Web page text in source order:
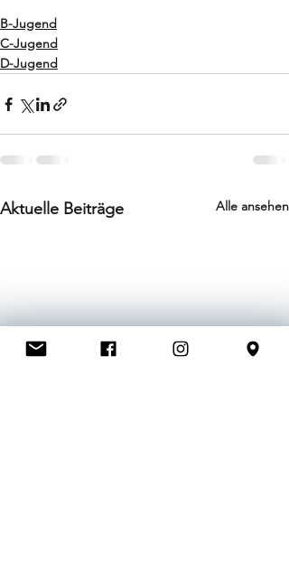
B-Jugend
C-Jugend
D-Jugend
Aktuelle Beiträge Alle ansehen